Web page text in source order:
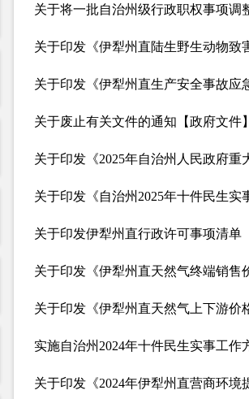
关于将一批自治州级行政职权事项调
关于印发《伊犁州直陆生野生动物致
关于印发《伊犁州直生产安全事故应
关于废止有关文件的通知 【政府文件】
关于印发《2025年自治州人民政府
关于印发《自治州2025年十件民生实
关于印发伊犁州直行政许可事项清单
关于印发《伊犁州直天然气上下游价
实施自治州2024年十件民生实事工作
关于印发《2024年伊犁州直营商环境